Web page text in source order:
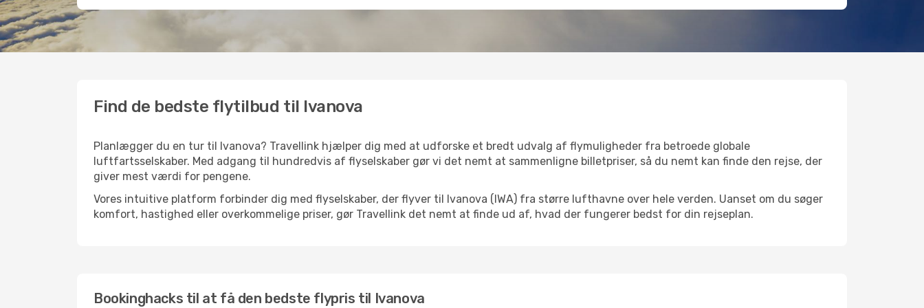
Find de bedste flytilbud til Ivanova
Planlægger du en tur til Ivanova? Travellink hjælper dig med at udforske et bredt udvalg af flymuligheder fra betroede globale
luftfartsselskaber. Med adgang til hundredvis af flyselskaber gør vi det nemt at sammenligne billetpriser, så du nemt kan finde den rejse, der
giver mest værdi for pengene.
Vores intuitive platform forbinder dig med flyselskaber, der flyver til Ivanova (IWA) fra større lufthavne over hele verden. Uanset om du søger
komfort, hastighed eller overkommelige priser, gør Travellink det nemt at finde ud af, hvad der fungerer bedst for din rejseplan.
Bookinghacks til at få den bedste flypris til Ivanova